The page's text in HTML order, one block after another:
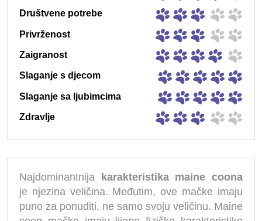
Društvene potrebe
Privrženost
Zaigranost
Slaganje s djecom
Slaganje sa ljubimcima
Zdravlje
Najdominantnija
karakteristika maine coona
je njezina veličina. Međutim, ove mačke imaju
puno za ponuditi, ne samo svoju veličinu. Maine